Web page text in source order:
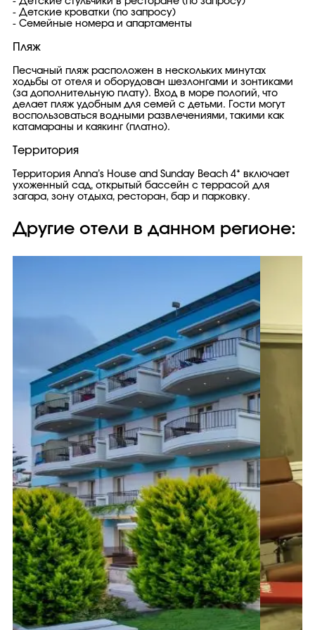
- Детские кроватки (по запросу)
- Семейные номера и апартаменты
Пляж
Песчаный пляж расположен в нескольких минутах
ходьбы от отеля и оборудован шезлонгами и зонтиками
(за дополнительную плату). Вход в море пологий, что
делает пляж удобным для семей с детьми. Гости могут
воспользоваться водными развлечениями, такими как
катамараны и каякинг (платно).
Территория
Территория Anna’s House and Sunday Beach 4* включает
ухоженный сад, открытый бассейн с террасой для
загара, зону отдыха, ресторан, бар и парковку.
Другие отели в данном регионе: